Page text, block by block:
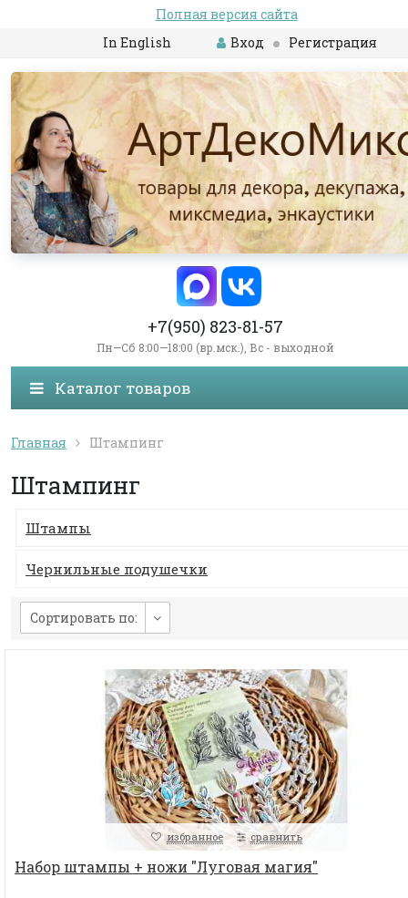
Полная версия сайта
In English
Вход Регистрация
+7(950) 823-81-57
Пн—Сб 8:00—18:00 (вр.мск.), Вс - выходной
Каталог товаров
Главная Штампинг
Штампинг
Штампы
Чернильные подушечки
Сортировать по:
избранное сравнить
Набор штампы + ножи "Луговая магия"